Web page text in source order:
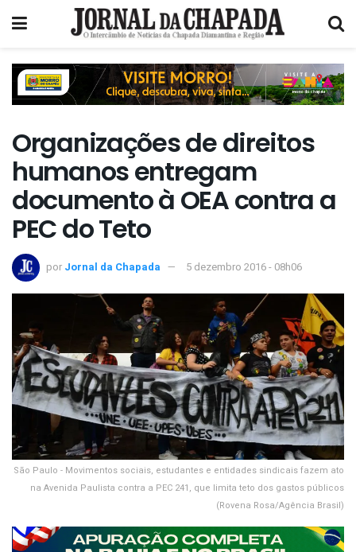
Organizações de direitos
humanos entregam
documento à OEA contra a
PEC do Teto
por Jornal da Chapada 5 dezembro 2016 - 08h06
São Paulo - Movimentos sociais, estudantes e entidades sindicais fazem ato
na Avenida Paulista contra a PEC 241, que limita teto dos gastos públicos
(Rovena Rosa/Agência Brasil)